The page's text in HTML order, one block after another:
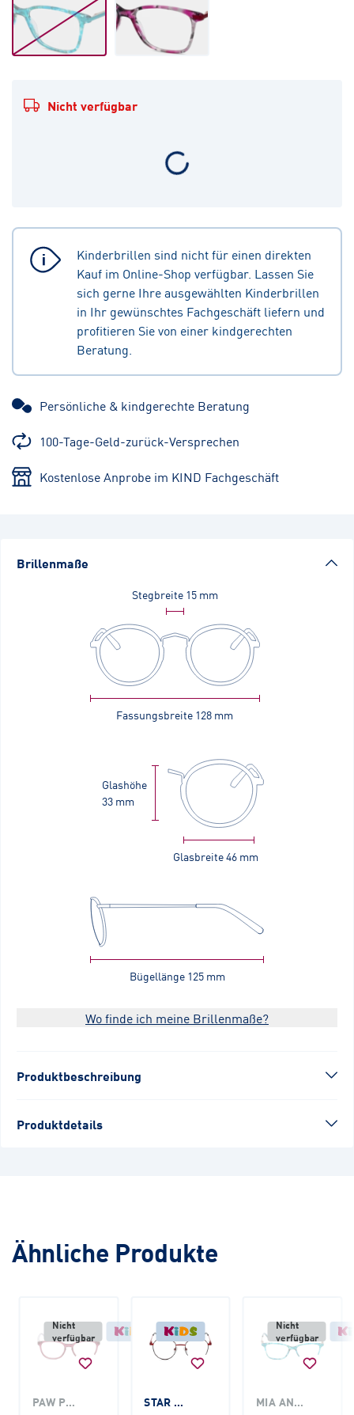
Nicht verfügbar
Kinderbrillen sind nicht für einen direkten
Kauf im Online-Shop verfügbar. Lassen Sie
sich gerne Ihre ausgewählten Kinderbrillen
in Ihr gewünschtes Fachgeschäft liefern und
profitieren Sie von einer kindgerechten
Beratung.
Persönliche & kindgerechte Beratung
100-Tage-Geld-zurück-Versprechen
Kostenlose Anprobe im KIND Fachgeschäft
Brillenmaße
Stegbreite 15 mm
Fassungsbreite 128 mm
Glasbreite46 mm
Glashöhe
33 mm
Bügellänge 125 mm
Wo finde ich meine Brillenmaße?
Produktbeschreibung
Produktdetails
Ähnliche Produkte
Nicht
verfügbar
PAW PATROL STAR WARS
Nicht
verfügbar
MIA AND ME